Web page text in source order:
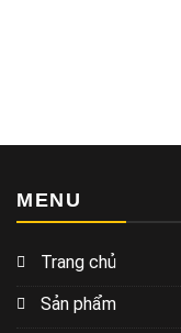
MENU
Trang chủ
Sản phẩm